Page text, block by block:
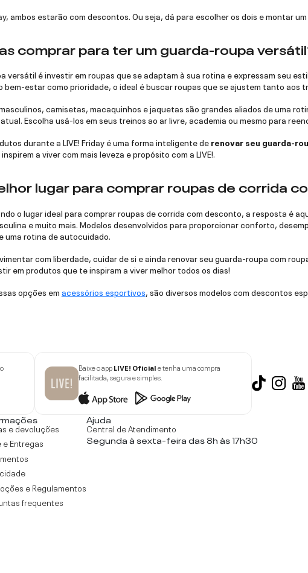
ambos estarão com descontos. Ou seja, dá para escolher os dois e montar
comprar para ter um guarda-roupa
versátil é investir em roupas que se adaptam à sua rotina e expressam seu
bem-estar como prioridade, o ideal é buscar roupas que se ajustem tanto aos
camisetas, macaquinhos e jaquetas são grandes aliados de uma
Escolha usá-los em seus treinos ao ar livre, academia ou mesmo para
durante a LIVE! Friday é uma forma inteligente de renovar seu guarda-
a viver com mais leveza e propósito com a LIVE!.
lugar para comprar roupas de corrida
o lugar ideal para comprar roupas de corrida com desconto, a resposta é
e muito mais. Modelos desenvolvidos para proporcionar conforto,
uma rotina de autocuidado.
com liberdade, cuidar de si e ainda renovar seu guarda-roupa com
em produtos que te inspiram a viver melhor todos os dias!
opções em acessórios esportivos, são diversos modelos com descontos
Baixe o appLIVE! Oficiale tenha uma compra
facilitada, segura e simples.
e devoluções
e Entregas
e Regulamentos
frequentes
Ajuda
Central de Atendimento
Segunda à sexta-feira das 8h às 17h30